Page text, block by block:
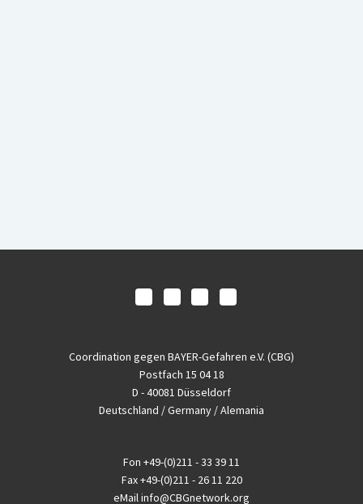
Coordination gegen BAYER-Gefahren e.V. (CBG)
Postfach 15 04 18
D - 40081 Düsseldorf
Deutschland / Germany / Alemania
Fon +49-(0)211 - 33 39 11
Fax+49-(0)211 - 26 11 220
eMailinfo@CBGnetwork.org